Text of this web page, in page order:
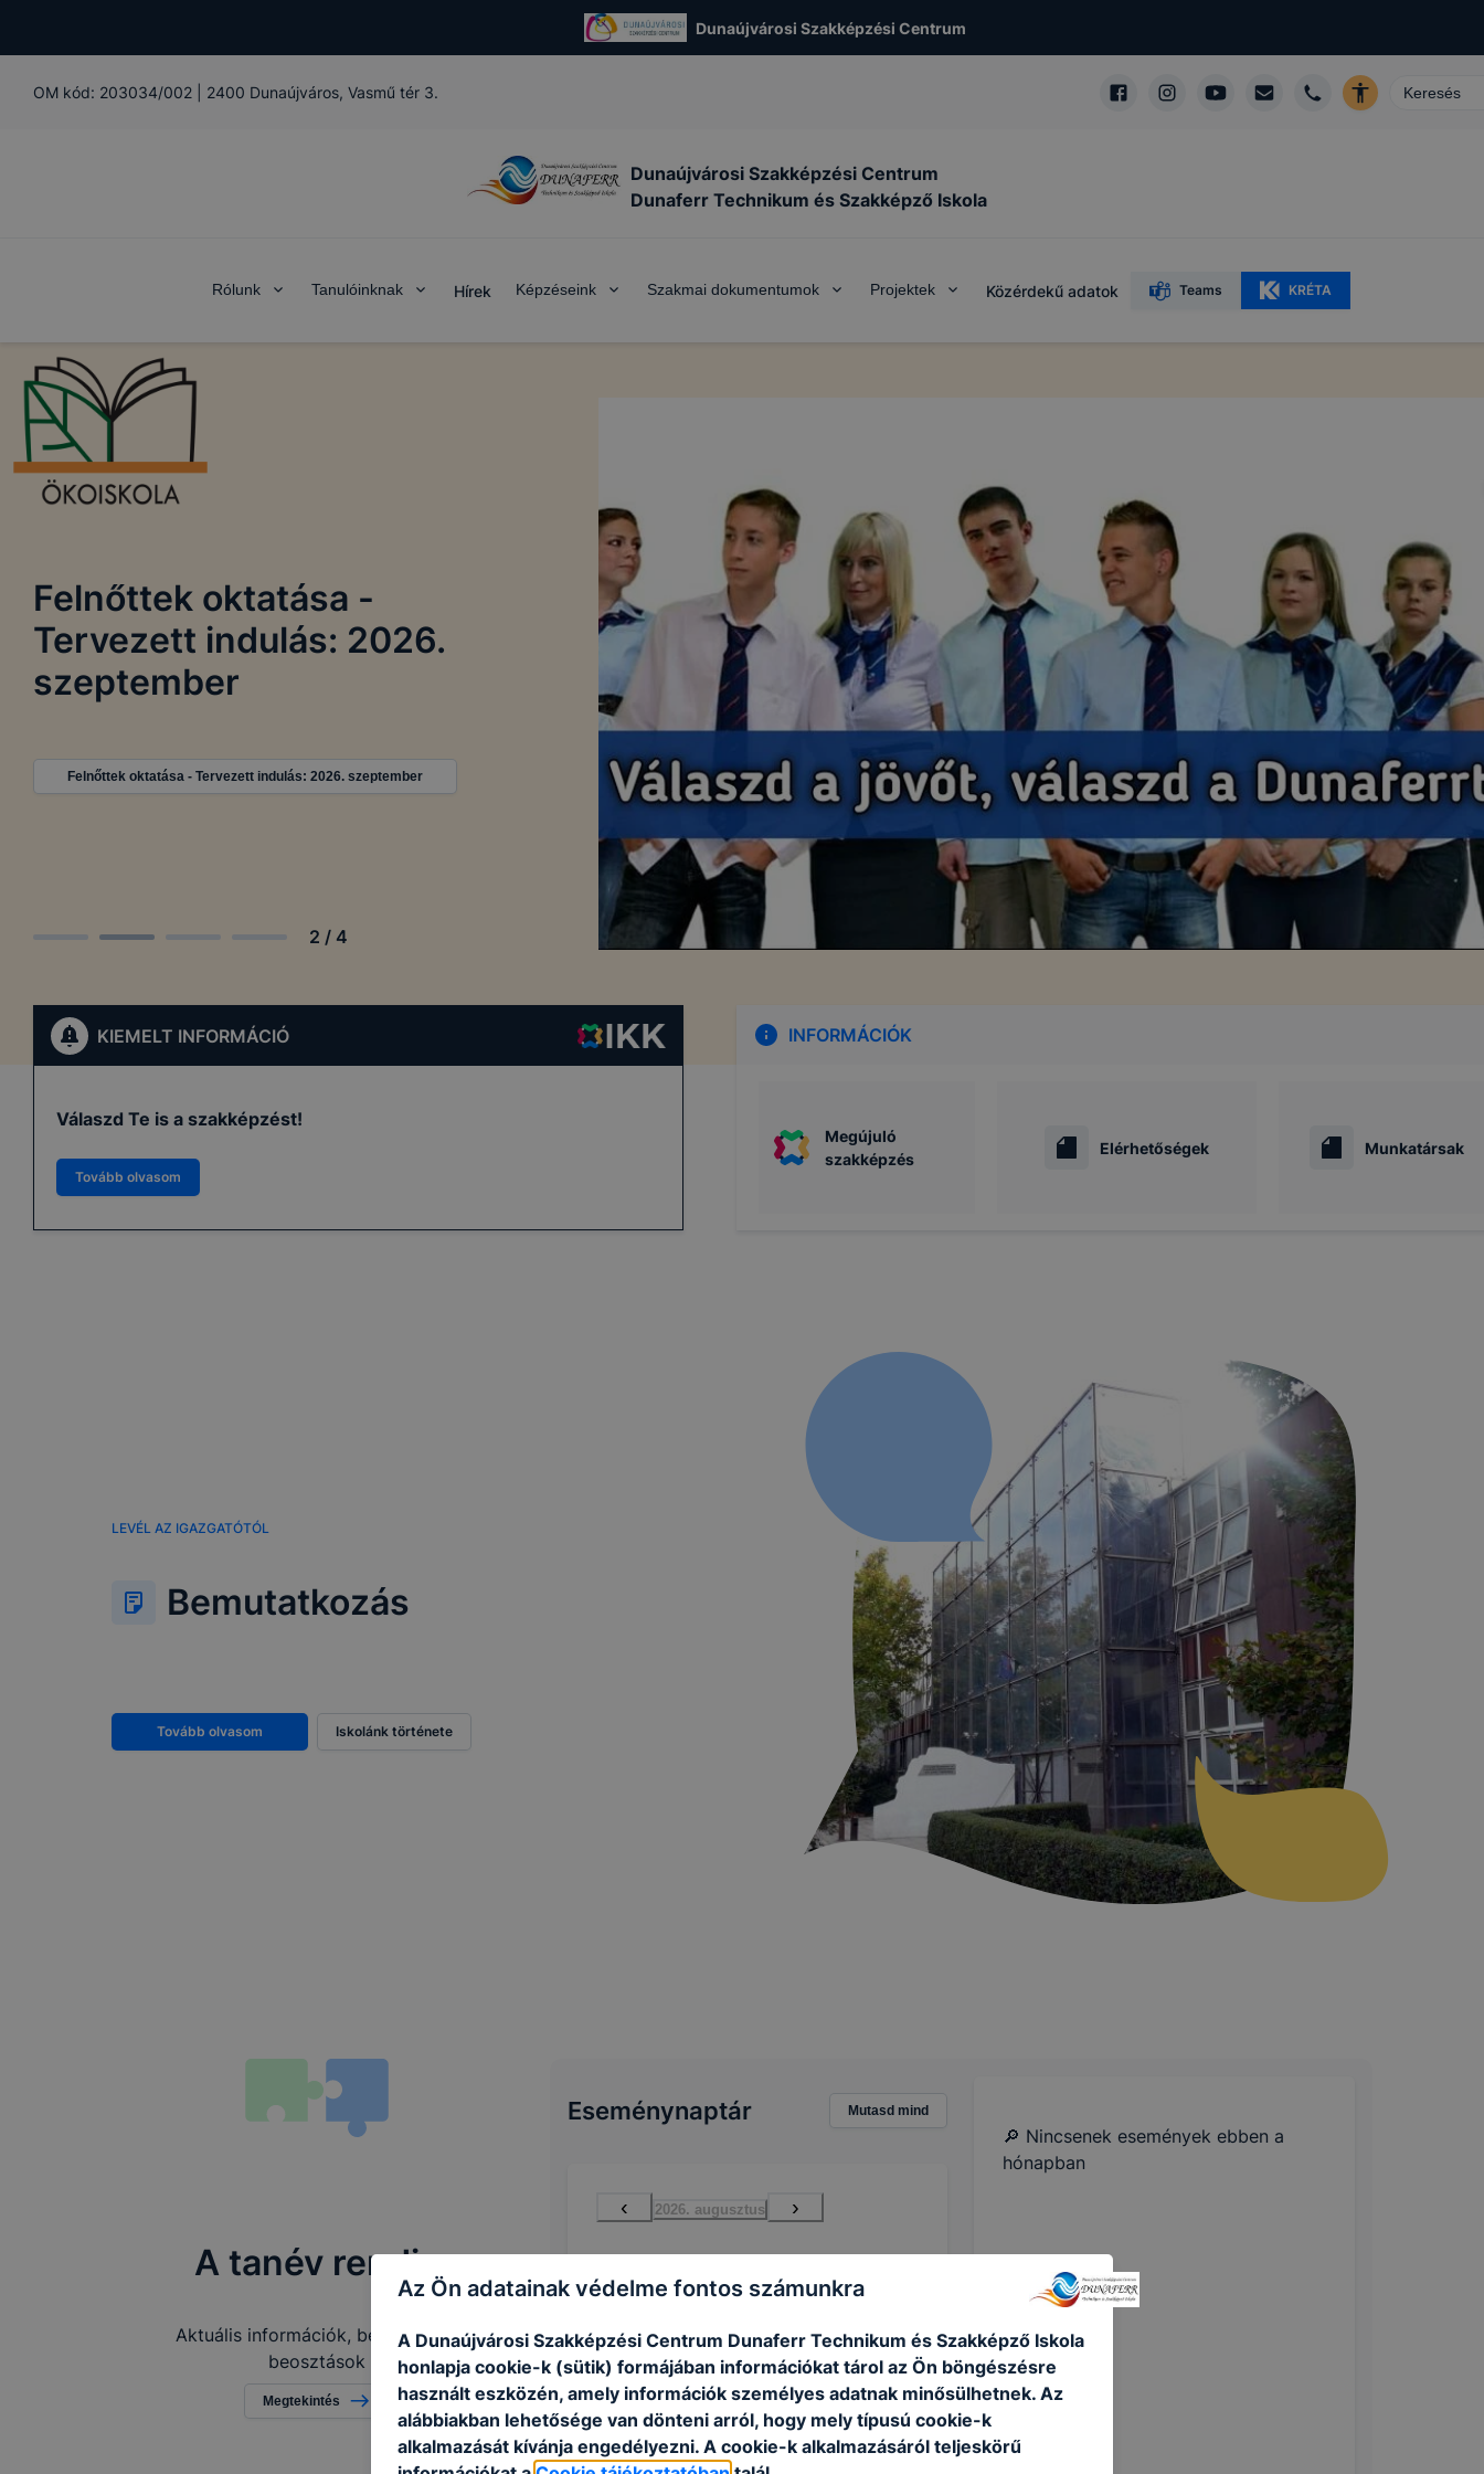
Dunaújvárosi Szakképzési Centrum
OM kód: 203034/002 2400 Dunaújváros, Vasmű tér 3.
Dunaújvárosi Szakképzési Centrum
Dunaferr Technikum és Szakképző Iskola
Rólunk Tanulóinknak Hírek Képzéseink Szakmai dokumentumok Projektek Közérdekű adatok Teams KRÉTA
Felnőttek oktatása -
Tervezett indulás: 2026.
szeptember
Felnőttek oktatása - Tervezett indulás: 2026. szeptember
2 / 4
KIEMELT INFORMÁCIÓ
Válaszd Te is a szakképzést!
Tovább olvasom
INFORMÁCIÓK
Megújuló
szakképzés
Elérhetőségek Munkatársak
LEVÉL AZ IGAZGATÓTÓL
Bemutatkozás
Tovább olvasom Iskolánk története
A tanév rendje
Aktuális információk, befizetések,
beosztások
Megtekintés
Eseménynaptár Mutasd mind
‹ 2026. augusztus ›
H K Sze Cs P Szo V
27 28 29 30 31 1
3 4 5 6 7 8 9
10 11 12 13 14 15 16
18 19
24 25 26 27 28 29 30
🔎 Nincsenek események ebben a
hónapban
Az Ön adatainak védelme fontos számunkra
A Dunaújvárosi Szakképzési Centrum Dunaferr Technikum és Szakképző Iskola
honlapja cookie-k (sütik) formájában információkat tárol az Ön böngészésre
használt eszközén, amely információk személyes adatnak minősülhetnek. Az
alábbiakban lehetősége van dönteni arról, hogy mely típusú cookie-k
alkalmazását kívánja engedélyezni. A cookie-k alkalmazásáról teljeskörű